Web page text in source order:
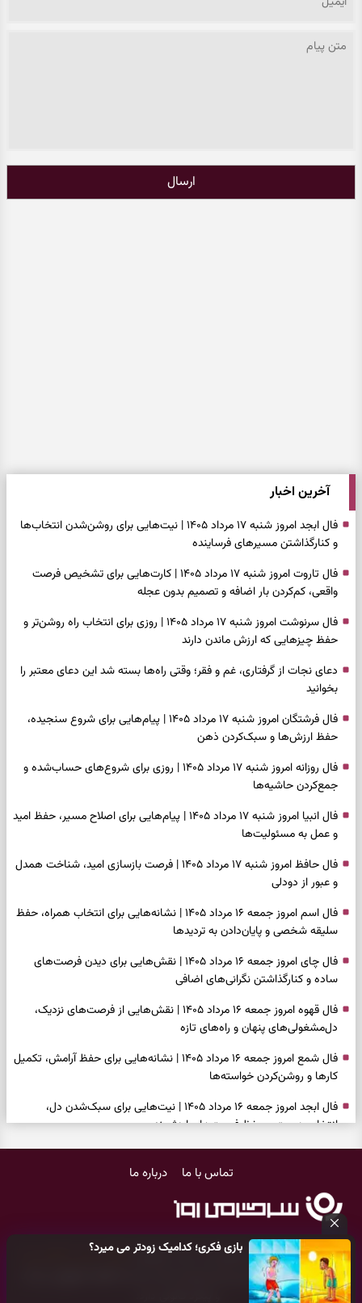
بازی فکری؛ کدامیک زودتر می میرد؟
ارسال
آخرین اخبار
فال ابجد امروز شنبه ۱۷ مرداد ۱۴۰۵ | نیت‌هایی برای روشن‌شدن انتخاب‌ها
و کنارگذاشتن مسیرهای فرساینده
فال تاروت امروز شنبه ۱۷ مرداد ۱۴۰۵ | کارت‌هایی برای تشخیص فرصت
واقعی، کم‌کردن بار اضافه و تصمیم بدون عجله
فال سرنوشت امروز شنبه ۱۷ مرداد ۱۴۰۵ | روزی برای انتخاب راه روشن‌تر و
حفظ چیزهایی که ارزش ماندن دارند
دعای نجات از گرفتاری، غم و فقر؛ وقتی راه‌ها بسته شد این دعای معتبر را
بخوانید
فال فرشتگان امروز شنبه ۱۷ مرداد ۱۴۰۵ | پیام‌هایی برای شروع سنجیده،
حفظ ارزش‌ها و سبک‌کردن ذهن
فال روزانه امروز شنبه ۱۷ مرداد ۱۴۰۵ | روزی برای شروع‌های حساب‌شده و
جمع‌کردن حاشیه‌ها
فال انبیا امروز شنبه ۱۷ مرداد ۱۴۰۵ | پیام‌هایی برای اصلاح مسیر، حفظ امید
و عمل به مسئولیت‌ها
فال حافظ امروز شنبه ۱۷ مرداد ۱۴۰۵ | فرصت بازسازی امید، شناخت همدل
و عبور از دودلی
فال اسم امروز جمعه ۱۶ مرداد ۱۴۰۵ | نشانه‌هایی برای انتخاب همراه، حفظ
سلیقه شخصی و پایان‌دادن به تردیدها
فال چای امروز جمعه ۱۶ مرداد ۱۴۰۵ | نقش‌هایی برای دیدن فرصت‌های
ساده و کنارگذاشتن نگرانی‌های اضافی
فال قهوه امروز جمعه ۱۶ مرداد ۱۴۰۵ | نقش‌هایی از فرصت‌های نزدیک،
دل‌مشغولی‌های پنهان و راه‌های تازه
فال شمع امروز جمعه ۱۶ مرداد ۱۴۰۵ | نشانه‌هایی برای حفظ آرامش، تکمیل
کارها و روشن‌کردن خواسته‌ها
فال ابجد امروز جمعه ۱۶ مرداد ۱۴۰۵ | نیت‌هایی برای سبک‌شدن دل،
انتخاب درست و حفظ فرصت‌های ارزشمند
شنیدن ندای درون و حرکت در زمان مناسب
دیدن ارزش مسیرهای آرام
وقتی همه راه‌ها بسته شد، این دعای گشایش را بخوانید؛ ذکر معتبر برای
آسان شدن فوری کارهای سخت
تماس با ما درباره ما
کلیه حقوق مادی و معنوی این سایت متعلق بهپایگاه خبری سرگرمی روز
می‌باشد و هر گونه کپی‌برداری توسط دیگر سایت‌ها